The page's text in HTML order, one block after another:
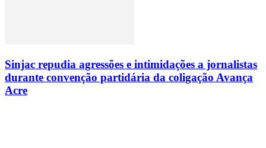
Sinjac repudia agressões e intimidações a jornalistas
durante convenção partidária da coligação Avança
Acre